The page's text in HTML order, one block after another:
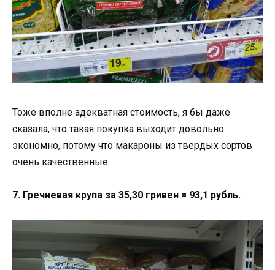
Тоже вполне адекватная стоимость, я бы даже
сказала, что такая покупка выходит довольно
экономно, потому что макароны из твердых сортов
очень качественные.
7. Гречневая крупа за 35,30 гривен = 93,1 рубль.